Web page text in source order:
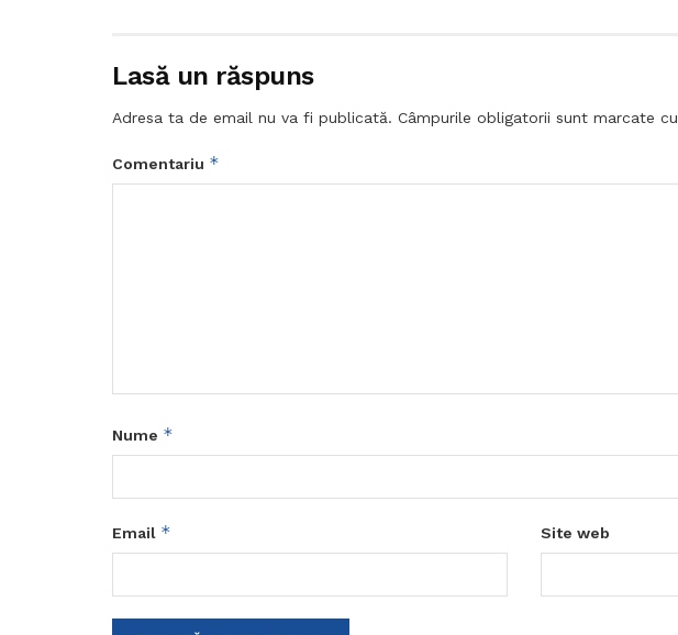
Lasă un răspuns
Adresa ta de email nu va fi publicată. Câmpurile obligatorii sunt marcate cu
Comentariu *
Nume *
Email * Site web